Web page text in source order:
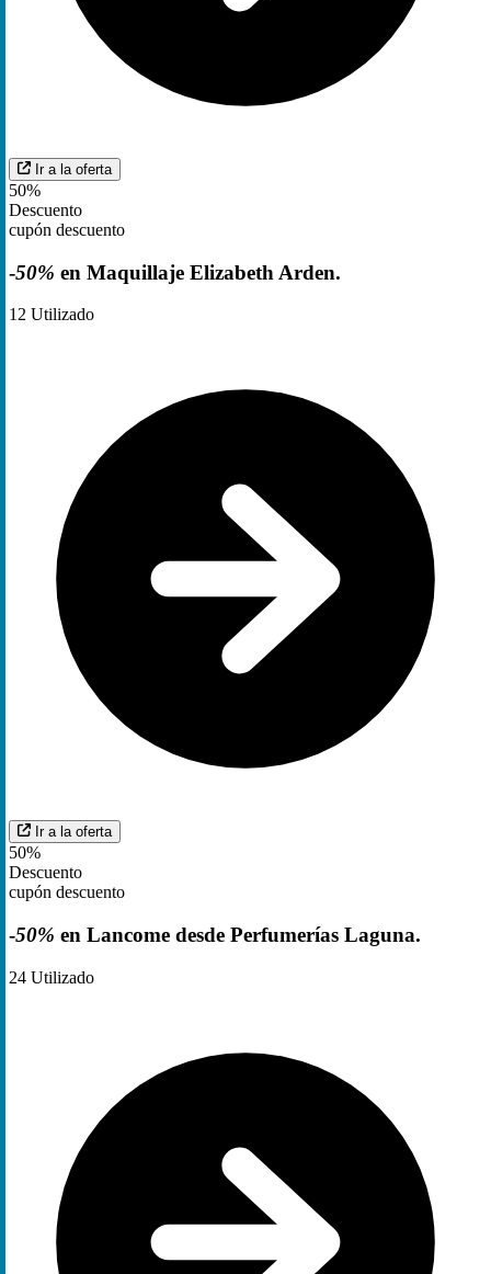
Ir a la oferta
50%
Descuento
cupón descuento
-50% en Maquillaje Elizabeth Arden.
12 Utilizado
Ir a la oferta
50%
Descuento
cupón descuento
-50% en Lancome desde Perfumerías Laguna.
24 Utilizado